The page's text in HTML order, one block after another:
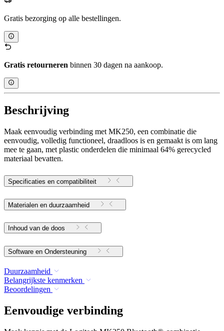
Gratis bezorging op alle bestellingen.
Gratis retourneren binnen 30 dagen na aankoop.
Beschrijving
Maak eenvoudig verbinding met MK250, een combinatie die
eenvoudig, volledig functioneel, draadloos is en gemaakt is om lang
mee te gaan, met plastic onderdelen die minimaal 64% gerecycled
materiaal bevatten.
Specificaties en compatibiliteit
Materialen en duurzaamheid
Inhoud van de doos
Software en Ondersteuning
Duurzaamheid
Belangrijkste kenmerken
Beoordelingen
Eenvoudige verbinding